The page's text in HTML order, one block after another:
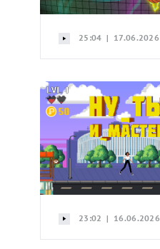
25:04 | 17.06.2026
23:02 | 16.06.2026